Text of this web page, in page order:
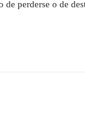
perderse o de